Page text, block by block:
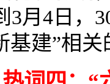
3月4日，
基建”相